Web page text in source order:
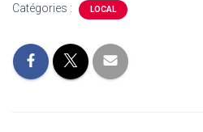
Catégories : LOCAL